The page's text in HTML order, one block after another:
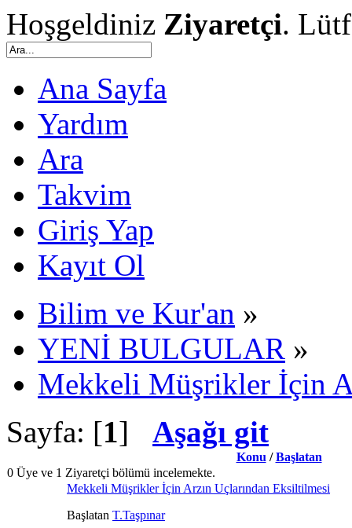
Hoşgeldiniz Ziyaretçi.
Ana Sayfa
Yardım
Ara
Takvim
Giriş Yap
Kayıt Ol
Bilim ve Kur'an »
YENİ BULGULAR »
Mekkeli Müşrikler İçin
Sayfa: [1] Aşağı git
Konu /Başlatan
0 Üye ve 1 Ziyaretçi bölümü incelemekte.
Mekkeli Müşrikler İçin Arzın Uçlarından Eksiltilmesi
Başlatan T.Taşpınar